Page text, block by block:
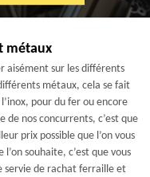
métaux
aisément sur les différents
métaux, cela se fait
pour du fer ou encore
de nos concurrents, c’est que
prix possible que l’on vous
souhaite, c’est que vous
servie de rachat ferraille et